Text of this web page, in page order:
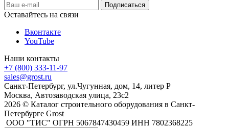
Оставайтесь на связи
Вконтакте
YouTube
Наши контакты
+7 (800) 333-11-97
sales@grost.ru
Санкт-Петербург, ул.Чугунная, дом, 14, литер Р
Москва, Автозаводская улица, 23с2
2026 © Каталог строительного оборудования в Санкт-
Петербурге Grost
ООО "ТИС" ОГРН 5067847430459 ИНН 7802368225